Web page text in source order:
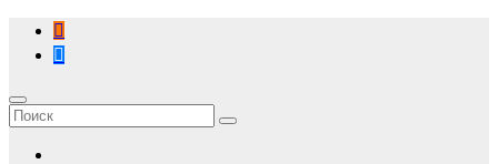
Перейти
содержимому